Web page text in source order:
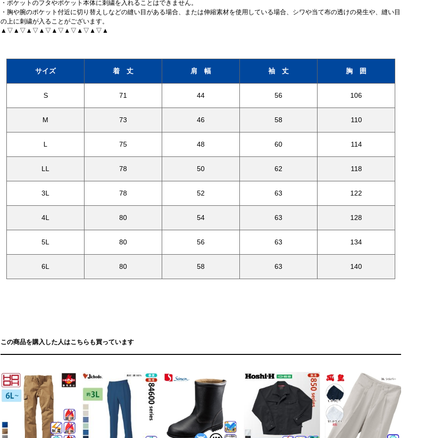
・ポケットのフタやポケット本体に刺繍を入れることはできません。
・胸や腕のポケット付近に切り替えしなどの縫い目がある場合、または伸縮素材を使用している場合、シワや当て布の透けの発生や、縫い目
の上に刺繍が入ることがございます。
▲▽▲▽▲▽▲▽▲▽▲▽▲▽▲▽▲
サイズ 着 丈 肩 幅 袖 丈 胸 囲
S 71 44 56 106
M 73 46 58 110
L 75 48 60 114
LL 78 50 62 118
3L 78 52 63 122
4L 80 54 63 128
5L 80 56 63 134
6L 80 58 63 140
この商品を購入した人はこちらも買っています